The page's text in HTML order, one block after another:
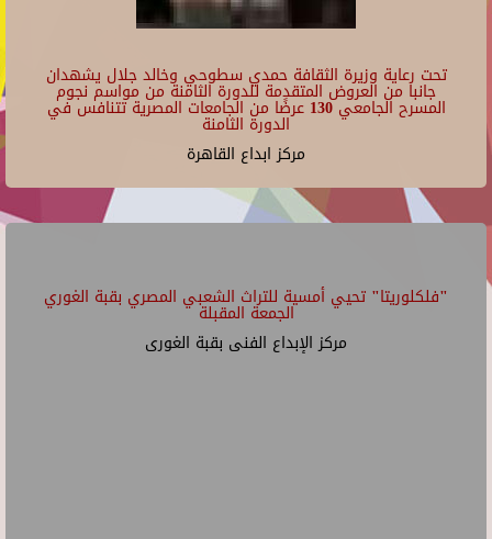
تحت رعاية وزيرة الثقافة حمدي سطوحي وخالد جلال يشهدان
جانبا من العروض المتقدمة للدورة الثامنة من مواسم نجوم
المسرح الجامعي 130 عرضًا من الجامعات المصرية تتنافس في
الدورة الثامنة
مركز ابداع القاهرة
"فلكلوريتا" تحيي أمسية للتراث الشعبي المصري بقبة الغوري
الجمعة المقبلة
مركز الإبداع الفنى بقبة الغورى